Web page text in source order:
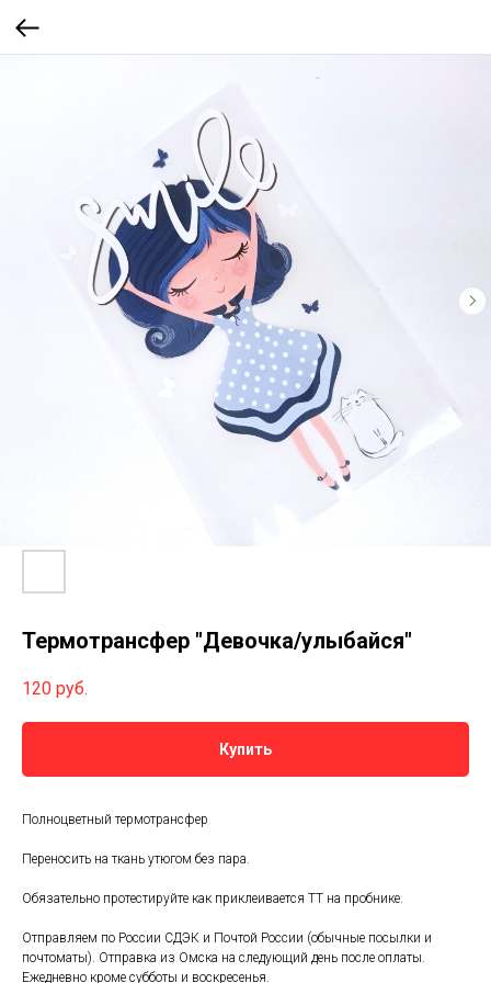
Термотрансфер "Девочка/улыбайся"
120 руб.
Купить
Полноцветный термотрансфер
Переносить на ткань утюгом без пара.
Обязательно протестируйте как приклеивается ТТ на пробнике.
Отправляем по России СДЭК и Почтой России (обычные посылки и
почтоматы). Отправка из Омска на следующий день после оплаты.
Ежедневно кроме субботы и воскресенья.